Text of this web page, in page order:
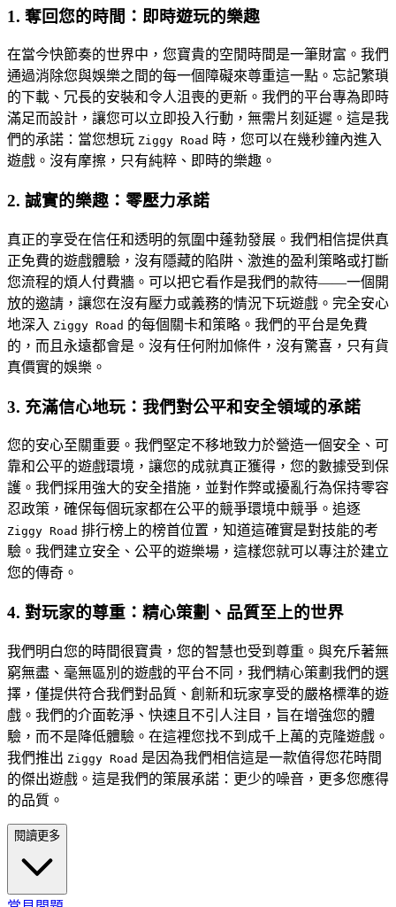
1. 奪回您的時間：即時遊玩的樂趣
在當今快節奏的世界中，您寶貴的空閒時間是一筆財富。我們
通過消除您與娛樂之間的每一個障礙來尊重這一點。忘記繁瑣
的下載、冗長的安裝和令人沮喪的更新。我們的平台專為即時
滿足而設計，讓您可以立即投入行動，無需片刻延遲。這是我
們的承諾：當您想玩 Ziggy Road 時，您可以在幾秒鐘內進入
遊戲。沒有摩擦，只有純粹、即時的樂趣。
2. 誠實的樂趣：零壓力承諾
真正的享受在信任和透明的氛圍中蓬勃發展。我們相信提供真
正免費的遊戲體驗，沒有隱藏的陷阱、激進的盈利策略或打斷
您流程的煩人付費牆。可以把它看作是我們的款待——一個開
放的邀請，讓您在沒有壓力或義務的情況下玩遊戲。完全安心
地深入 Ziggy Road 的每個關卡和策略。我們的平台是免費
的，而且永遠都會是。沒有任何附加條件，沒有驚喜，只有貨
真價實的娛樂。
3. 充滿信心地玩：我們對公平和安全領域的承諾
您的安心至關重要。我們堅定不移地致力於營造一個安全、可
靠和公平的遊戲環境，讓您的成就真正獲得，您的數據受到保
護。我們採用強大的安全措施，並對作弊或擾亂行為保持零容
忍政策，確保每個玩家都在公平的競爭環境中競爭。追逐
Ziggy Road 排行榜上的榜首位置，知道這確實是對技能的考
驗。我們建立安全、公平的遊樂場，這樣您就可以專注於建立
您的傳奇。
4. 對玩家的尊重：精心策劃、品質至上的世界
我們明白您的時間很寶貴，您的智慧也受到尊重。與充斥著無
窮無盡、毫無區別的遊戲的平台不同，我們精心策劃我們的選
擇，僅提供符合我們對品質、創新和玩家享受的嚴格標準的遊
戲。我們的介面乾淨、快速且不引人注目，旨在增強您的體
驗，而不是降低體驗。在這裡您找不到成千上萬的克隆遊戲。
我們推出 Ziggy Road 是因為我們相信這是一款值得您花時間
的傑出遊戲。這是我們的策展承諾：更少的噪音，更多您應得
的品質。
閱讀更多